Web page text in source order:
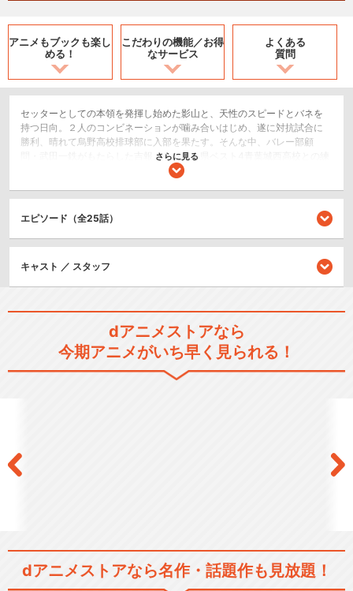
アニメもブックも楽し
める！
こだわりの機能／お得
なサービス
よくある
質問
セッターとしての本領を発揮し始めた影山と、天性のスピードとバネを
持つ日向。２人のコンビネーションが噛み合いはじめ、遂に対抗試合に
勝利、晴れて烏野高校排球部に入部を果たす。そんな中、バレー部顧
問・武田一鉄がもたらした吉報。それは、県ベスト4青葉城西高校との練
スポーツ/競技
ハイキュー!!セカンドシーズ
ン
ハイキュー!! 烏野高校 ＶＳ 白
鳥沢学園高校
ハイキュー!! OAD
さらに見る
エピソード（全25話）
キャスト ／ スタッフ
dアニメストアなら
今期アニメがいち早く見られる！
dアニメストアなら名作・話題作も見放題！